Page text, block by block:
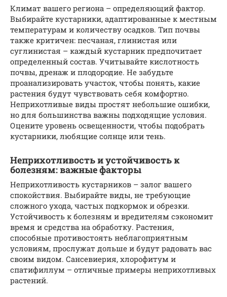
Климат вашего региона – определяющий фактор.
Выбирайте кустарники, адаптированные к местным
температурам и количеству осадков. Тип почвы
также критичен: песчаная, глинистая или
суглинистая – каждый кустарник предпочитает
определенный состав. Учитывайте кислотность
почвы, дренаж и плодородие. Не забудьте
проанализировать участок, чтобы понять, какие
растения будут чувствовать себя комфортно.
Неприхотливые виды простят небольшие ошибки,
но для большинства важны подходящие условия.
Оцените уровень освещенности, чтобы подобрать
кустарники, любящие солнце или тень.
Неприхотливость и устойчивость к
болезням: важные факторы
Неприхотливость кустарников – залог вашего
спокойствия. Выбирайте виды, не требующие
сложного ухода, частых подкормок и обрезки.
Устойчивость к болезням и вредителям сэкономит
время и средства на обработку. Растения,
способные противостоять неблагоприятным
условиям, прослужат дольше и будут радовать вас
своим видом. Сансевиерия, хлорофитум и
спатифиллум – отличные примеры неприхотливых
растений.